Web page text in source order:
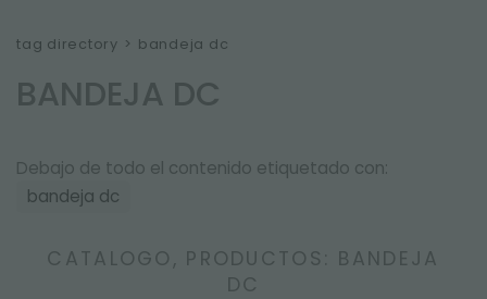
RESULTADOS DE LA BÚSQUEDA:
tag directory > bandeja dc
BANDEJA DC
Debajo de todo el contenido etiquetado con:
bandeja dc
CATALOGO, PRODUCTOS: BANDEJA
DC